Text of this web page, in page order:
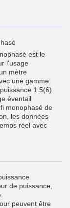
est le
l'usage
mètre
une gamme
1.5(6)
éventail
monophasé de
les données
réel avec
de puissance,
peuvent être